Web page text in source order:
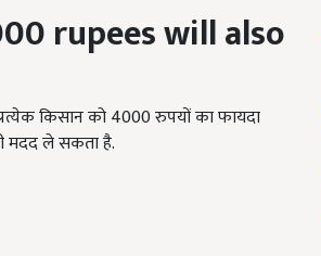
rupees will also
किसान को 4000 रुपयों का फायदा
मदद ले सकता है.